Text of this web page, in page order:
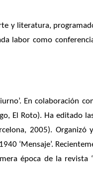
y literatura,
labor como
En colaboración
El Roto). Ha editado
2005). Organizó
‘Mensaje’.
época de la revista